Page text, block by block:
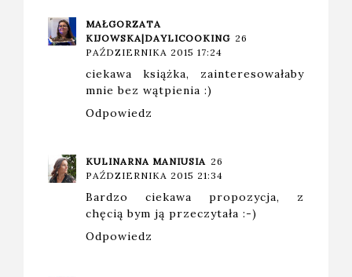
MAŁGORZATA
KIJOWSKA|DAYLICOOKING 26
PAŹDZIERNIKA 2015 17:24
ciekawa książka, zainteresowałaby
mnie bez wątpienia :)
Odpowiedz
KULINARNA MANIUSIA 26
PAŹDZIERNIKA 2015 21:34
Bardzo ciekawa propozycja, z
chęcią bym ją przeczytała :-)
Odpowiedz